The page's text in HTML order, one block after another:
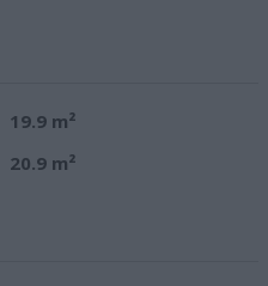
19.9 m²
20.9 m²